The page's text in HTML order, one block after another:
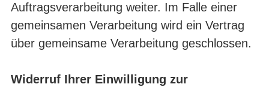
Auftragsverarbeitung weiter. Im Falle einer
gemeinsamen Verarbeitung wird ein Vertrag
über gemeinsame Verarbeitung geschlossen.
Widerruf Ihrer Einwilligung zur